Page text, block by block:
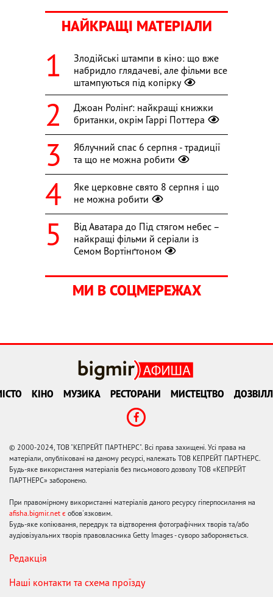
НАЙКРАЩІ МАТЕРІАЛИ
Злодійські штампи в кіно: що вже
набридло глядачеві, але фільми все
штампуються під копірку
Джоан Ролінґ: найкращі книжки
британки, окрім Гаррі Поттера
Яблучний спас 6 серпня - традиції
та що не можна робити
Яке церковне свято 8 серпня і що
не можна робити
Від Аватара до Під стягом небес –
найкращі фільми й серіали із
Семом Вортінґтоном
МИ В СОЦМЕРЕЖАХ
КІНО МУЗИКА РЕСТОРАНИ МИСТЕЦТВО
© 2000-2024, ТОВ "КЕПРЕЙТ ПАРТНЕРС". Всі права захищені. Усі права на
матеріали, опубліковані на даному ресурсі, належать ТОВ КЕПРЕЙТ ПАРТНЕРС.
Будь-яке використання матеріалів без письмового дозволу ТОВ «КЕПРЕЙТ
ПАРТНЕРС» заборонено.
При правомірному використанні матеріалів даного ресурсу гіперпосилання на
afisha.bigmir.net є обов'язковим.
Будь-яке копіювання, передрук та відтворення фотографічних творів та/або
аудіовізуальних творів правовласника Getty Images - суворо забороняється.
Редакція
Наші контакти та схема проїзду